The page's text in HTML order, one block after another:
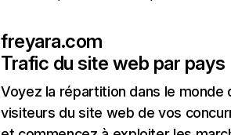
freyara.com
Trafic du site web par pays
Voyez la répartition dans le monde
visiteurs du site web de vos